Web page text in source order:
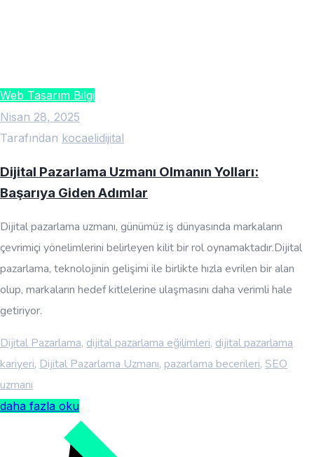
Web Tasarım Bilgi
Nisan 28, 2025
Tarafından kocaelidijital
Dijital Pazarlama Uzmanı Olmanın Yolları:
Başarıya Giden Adımlar
Dijital pazarlama uzmanı, günümüz iş dünyasında markaların
çevrimiçi yönelimlerini belirleyen kilit bir rol oynamaktadır.Dijital
pazarlama, teknolojinin gelişimi ile birlikte hızla evrilen bir alan
olup, markaların hedef kitlelerine ulaşmasını daha verimli hale
getiriyor.
Dijital Pazarlama, dijital pazarlama eğilimleri, dijital pazarlama
kariyeri, Dijital Pazarlama Uzmanı, pazarlama becerileri, SEO
uzmanı
daha fazla oku